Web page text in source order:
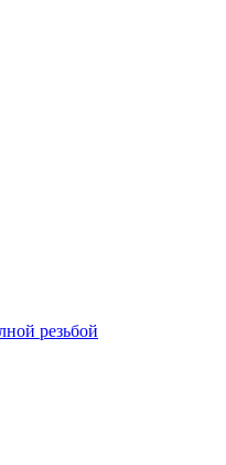
резьбой